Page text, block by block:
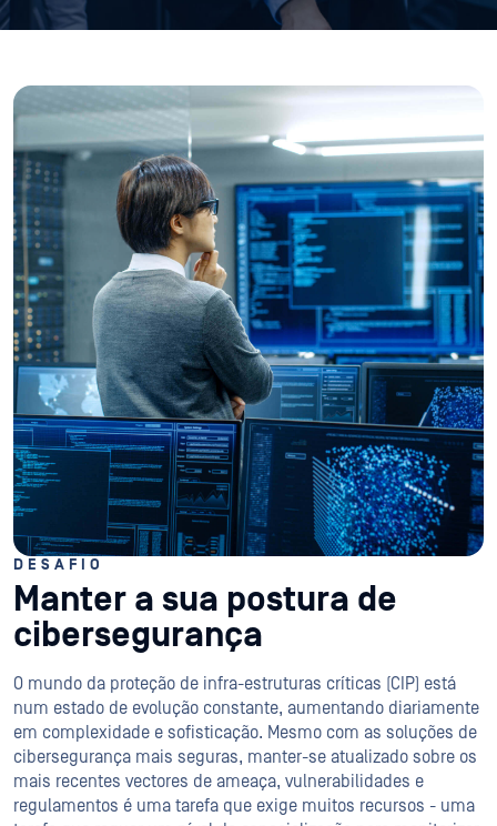
DESAFIO
Manter a sua postura de
cibersegurança
O mundo da proteção de infra-estruturas críticas (CIP) está
num estado de evolução constante, aumentando diariamente
em complexidade e sofisticação. Mesmo com as soluções de
cibersegurança mais seguras, manter-se atualizado sobre os
mais recentes vectores de ameaça, vulnerabilidades e
regulamentos é uma tarefa que exige muitos recursos - uma